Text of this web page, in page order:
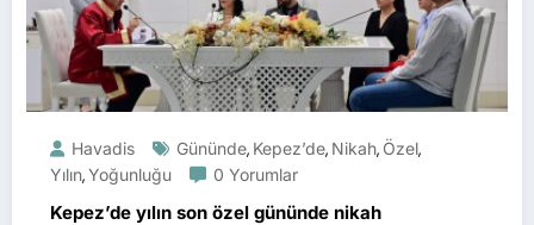
Havadis Gününde, Kepez’de, Nikah, Özel,
Yılın,Yoğunluğu 0 Yorumlar
Kepez’de yılın son özel gününde nikah